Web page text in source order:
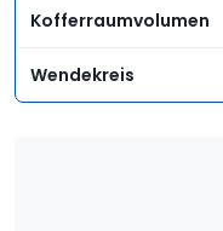
Kofferraumvolumen
Wendekreis